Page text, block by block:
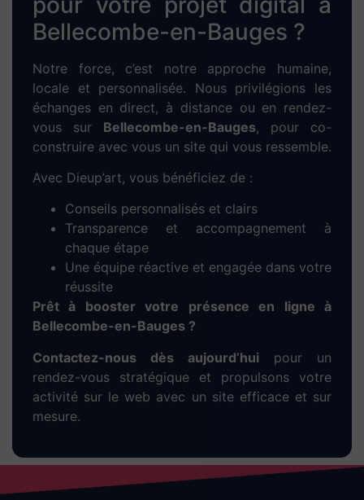
Boostez rapidement votre
activité avec lapublicité
Google Ads à Bellecombe-
en-Bauges
Pour générer des leads dès les premiers jours,
nous proposons descampagnes SEA locales
via Google Ads. Nous gérons pour vous :
Le ciblage géographique sur Bellecombe-
en-Bauges
La création des annonces
Le suivi des performances et l’optimisation
du budget
Une stratégie efficace pour vous rendre visible
rapidement et attirer vos premiers clients à
Bellecombe-en-Bauges.
Développez votree-
commerce à Bellecombe-
en-Bauges
stratégie digitale adaptée
Pour réussir dans la vente en ligne, vous avez